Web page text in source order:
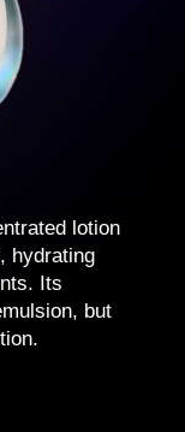
lotion
hydrating
Its
but